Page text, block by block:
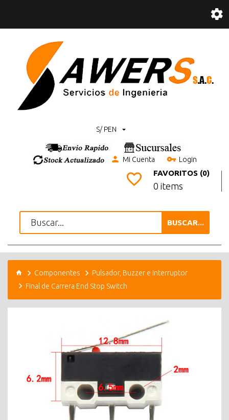
S/ PEN
Mi Cuenta Login
FAVORITOS (0)
0 items
BUSCAR...
Componentes
Pulsador, Buzzer e Interruptor
Final de Carrera End Stop Switch